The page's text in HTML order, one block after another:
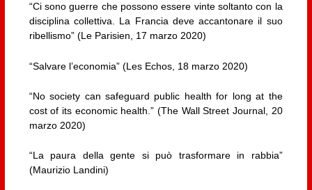
“Ci sono guerre che possono essere vinte soltanto con la
disciplina collettiva. La Francia deve accantonare il suo
ribellismo” (Le Parisien, 17 marzo 2020)
“Salvare l’economia” (Les Echos, 18 marzo 2020)
“No society can safeguard public health for long at the
cost of its economic health.” (The Wall Street Journal, 20
marzo 2020)
“La paura della gente si può trasformare in rabbia”
(Maurizio Landini)